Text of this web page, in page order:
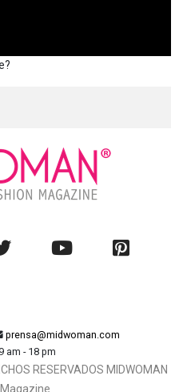
prensa@midwoman.com
am - 18 pm
RESERVADOS MIDWOMAN